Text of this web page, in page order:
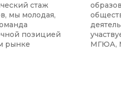
МГЮА,
стаж
мы молодая,
позицией
рынке